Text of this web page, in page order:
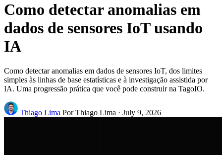
Como detectar anomalias em
dados de sensores IoT usando
IA
Como detectar anomalias em dados de sensores IoT, dos limites
simples às linhas de base estatísticas e à investigação assistida por
IA. Uma progressão prática que você pode construir na TagoIO.
Thiago Lima Por Thiago Lima · July 9, 2026